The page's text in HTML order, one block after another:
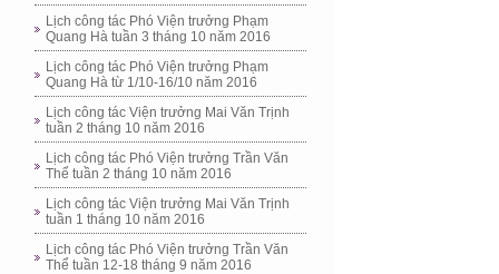
Lịch công tác Phó Viện trưởng Phạm
Quang Hà tuần 3 tháng 10 năm 2016
Lịch công tác Phó Viện trưởng Phạm
Quang Hà từ 1/10-16/10 năm 2016
Lịch công tác Viện trưởng Mai Văn Trịnh
tuần 2 tháng 10 năm 2016
Lịch công tác Phó Viện trưởng Trần Văn
Thể tuần 2 tháng 10 năm 2016
Lịch công tác Viện trưởng Mai Văn Trịnh
tuần 1 tháng 10 năm 2016
Lịch công tác Phó Viện trưởng Trần Văn
Thể tuần 12-18 tháng 9 năm 2016